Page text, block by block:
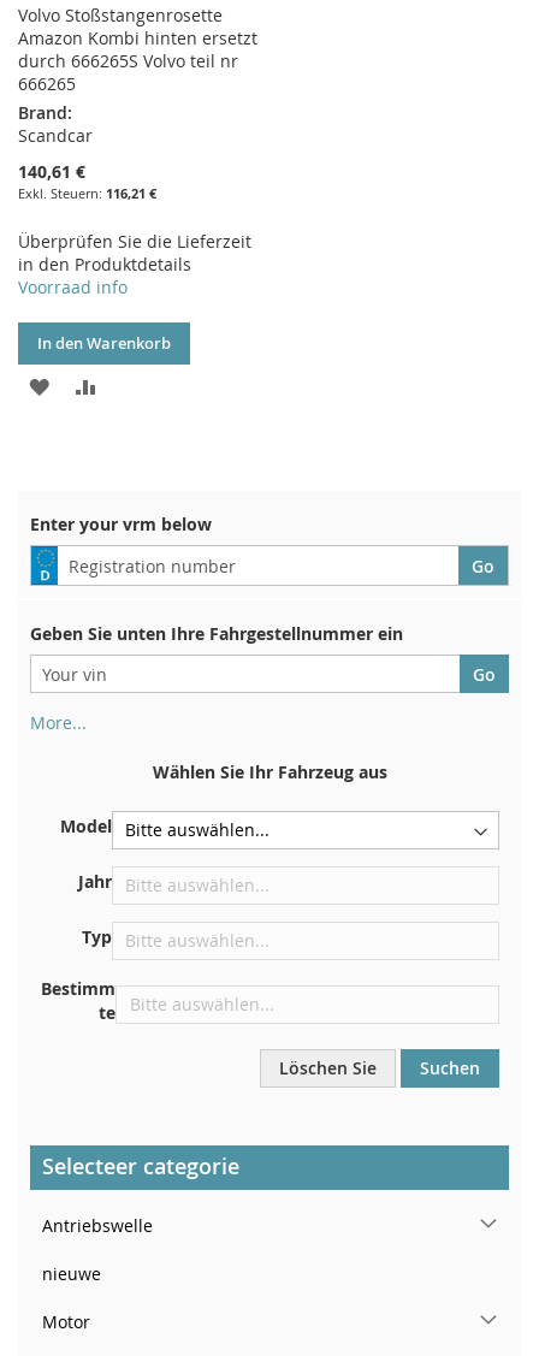
Volvo Stoßstangenrosette
Amazon Kombi hinten ersetzt
durch 666265S Volvo teil nr
666265
Brand:
Scandcar
140,61 €
116,21 €
Überprüfen Sie die Lieferzeit
in den Produktdetails
Voorraad info
In den Warenkorb
ZUR
Enter your vrm below
Geben Sie unten Ihre Fahrgestellnummer ein
More...
Zulassungsbescheinigung. Und auch im Auto
Auf der Bodenplatte für den rechten Vordersitz
Zentrieren Sie es an der Trennwand unter der Haube
Direkt im Motorraum
Armaturenbrett
Wählen Sie Ihr Fahrzeug aus
Model
Jahr
Typ
Bestimm
te
Löschen Sie Suchen
Selecteer categorie
Antriebswelle
nieuwe
Motor